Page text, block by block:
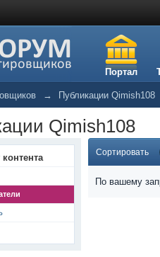
Портал
→ Публикации Qimish108
Qimish108
Сортировать
По вашему